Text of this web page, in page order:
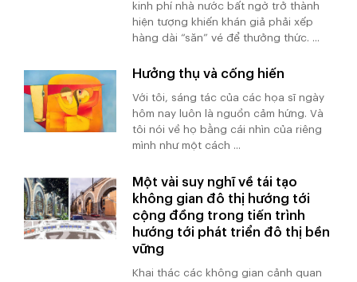
kinh phí nhà nước bất ngờ trở thành
hiện tượng khiến khán giả phải xếp
hàng dài “săn” vé để thưởng thức. ...
Hưởng thụ và cống hiến
Với tôi, sáng tác của các họa sĩ ngày
hôm nay luôn là nguồn cảm hứng. Và
tôi nói về họ bằng cái nhìn của riêng
mình như một cách ...
Một vài suy nghĩ về tái tạo
không gian đô thị hướng tới
cộng đồng trong tiến trình
hướng tới phát triển đô thị bền
vững
Khai thác các không gian cảnh quan